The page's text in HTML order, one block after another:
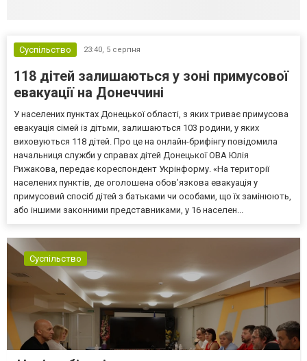
Суспільство 23:40, 5 серпня
118 дітей залишаються у зоні примусової
евакуації на Донеччині
У населених пунктах Донецької області, з яких триває примусова
евакуація сімей із дітьми, залишаються 103 родини, у яких
виховуються 118 дітей. Про це на онлайн-брифінгу повідомила
начальниця служби у справах дітей Донецької ОВА Юлія
Рижакова, передає кореспондент Укрінформу. «На території
населених пунктів, де оголошена обов’язкова евакуація у
примусовий спосіб дітей з батьками чи особами, що їх замінюють,
або іншими законними представниками, у 16 населен...
Суспільство